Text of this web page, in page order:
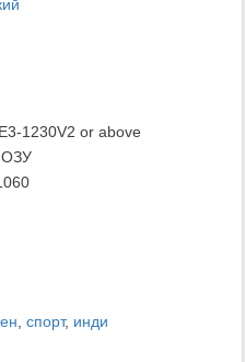
1230V2 or above
ОЗУ
, спорт, инди